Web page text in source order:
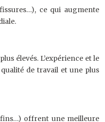
ce qui augmente
élevés. L’expérience et le
de travail et une plus
fins…) offrent une meilleure